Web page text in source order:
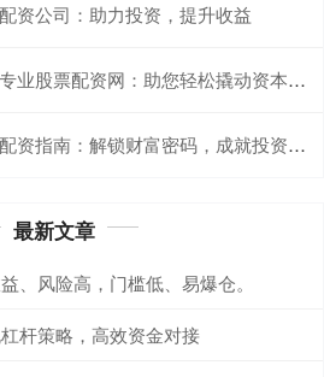
资公司：助力投资，提升收益
股票配资网：助您轻松撬动资本杠杆
指南：解锁财富密码，成就投资梦想
最新文章
、风险高，门槛低、易爆仓。
杆策略，高效资金对接